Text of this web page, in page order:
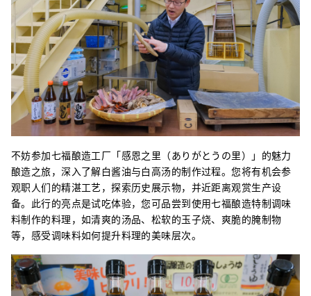
不妨参加七福酿造工厂「感恩之里（ありがとうの里）」的魅力
酿造之旅，深入了解白酱油与白高汤的制作过程。您将有机会参
观职人们的精湛工艺，探索历史展示物，并近距离观赏生产设
备。此行的亮点是试吃体验，您可品尝到使用七福酿造特制调味
料制作的料理，如清爽的汤品、松软的玉子烧、爽脆的腌制物
等，感受调味料如何提升料理的美味层次。